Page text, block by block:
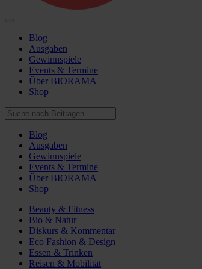
Blog
Ausgaben
Gewinnspiele
Events & Termine
Über BIORAMA
Shop
Blog
Ausgaben
Gewinnspiele
Events & Termine
Über BIORAMA
Shop
Beauty & Fitness
Bio & Natur
Diskurs & Kommentar
Eco Fashion & Design
Essen & Trinken
Reisen & Mobilität